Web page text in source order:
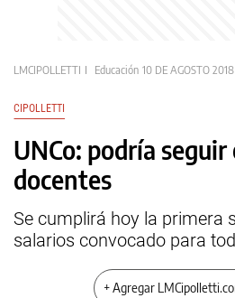
LMCIPOLLETTI Educación 10 DE AGOSTO
CIPOLLETTI
UNCo: podría
docentes
Se cumplirá hoy la primera
salarios convocado para
+ Agregar